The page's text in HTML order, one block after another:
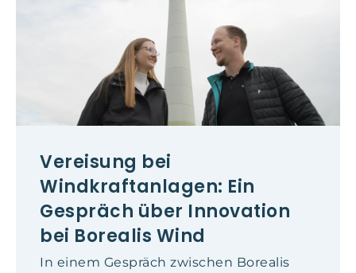
Vereisung bei
Windkraftanlagen: Ein
Gespräch über Innovation
bei Borealis Wind
In einem Gespräch zwischen Borealis